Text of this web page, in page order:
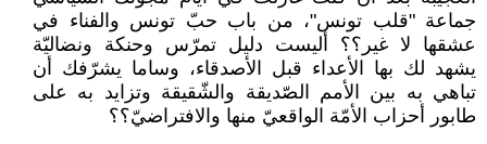
جماعة "قلب تونس"، من باب حبّ تونس والفناء في
عشقها لا غير؟؟ أليست دليل تمرّس وحنكة ونضاليّة
يشهد لك بها الأعداء قبل الأصدقاء، وساما يشرّفك أن
تباهي به بين الأمم الصّديقة والشّقيقة وتزايد به على
طابور أحزاب الأمّة الواقعيّ منها والافتراضيّ؟؟